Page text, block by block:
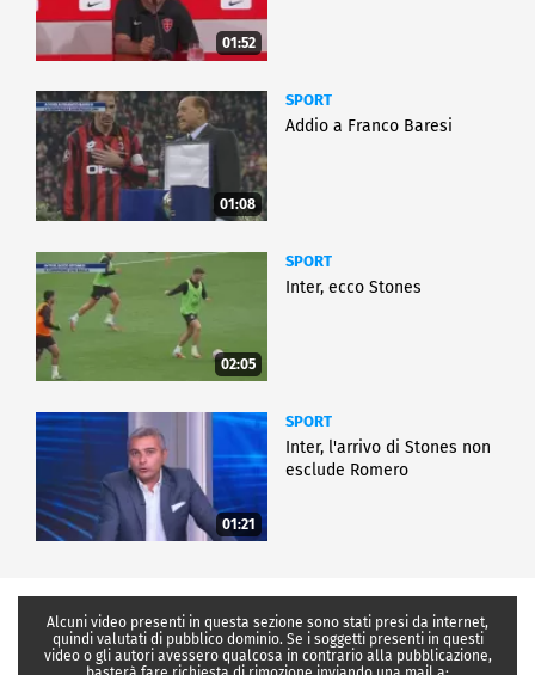
01:52
01:08
SPORT
Addio a Franco Baresi
02:05
SPORT
Inter, ecco Stones
01:21
SPORT
Inter, l'arrivo di Stones non
esclude Romero
Alcuni video presenti in questa sezione sono stati presi da internet,
quindi valutati di pubblico dominio. Se i soggetti presenti in questi
video o gli autori avessero qualcosa in contrario alla pubblicazione,